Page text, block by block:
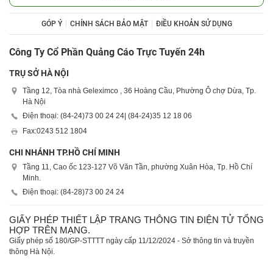
GÓP Ý CHÍNH SÁCH BẢO MẬT ĐIỀU KHOẢN SỬ DỤNG
Công Ty Cổ Phần Quảng Cáo Trực Tuyến 24h
TRỤ SỞ HÀ NỘI
Tầng 12, Tòa nhà Geleximco , 36 Hoàng Cầu, Phường Ô chợ Dừa, Tp.
Hà Nội
Điện thoại: (84-24)73 00 24 24| (84-24)35 12 18 06
Fax:0243 512 1804
CHI NHÁNH TP.HỒ CHÍ MINH
Tầng 11, Cao ốc 123-127 Võ Văn Tần, phường Xuân Hòa, Tp. Hồ Chí
Minh.
Điện thoại: (84-28)73 00 24 24
GIẤY PHÉP THIẾT LẬP TRANG THÔNG TIN ĐIỆN TỬ TỔNG
HỢP TRÊN MẠNG.
Giấy phép số 180/GP-STTTT ngày cấp 11/12/2024 - Sở thông tin và truyền
thông Hà Nội.